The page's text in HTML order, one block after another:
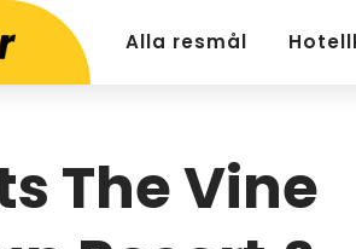
Alla resmål
The Vine